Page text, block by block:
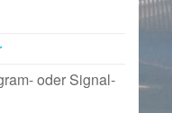
oder Signal-